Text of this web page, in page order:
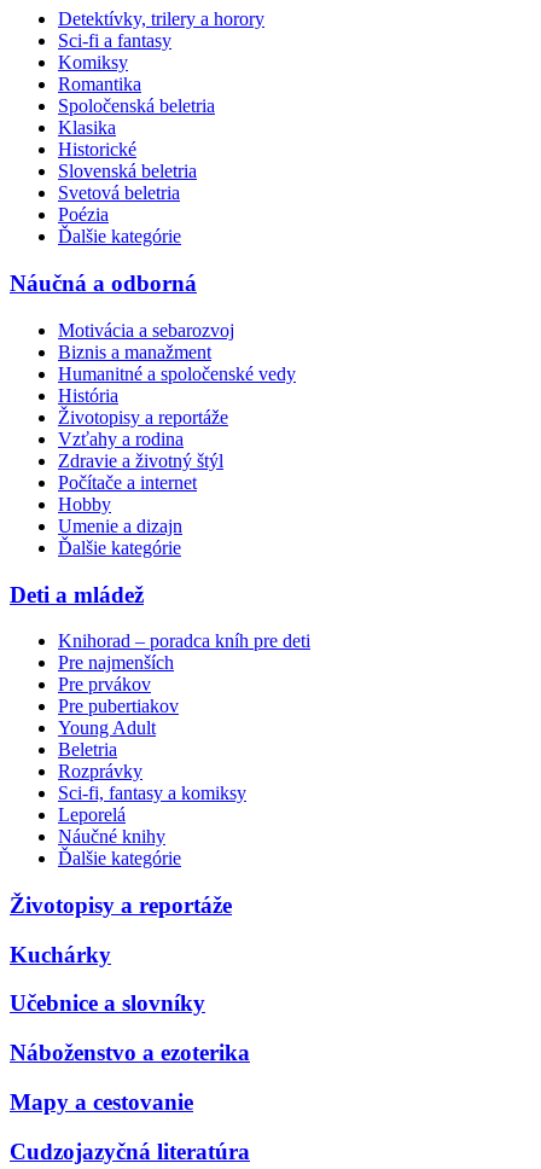
Detektívky, trilery a horory
Sci-fi a fantasy
Komiksy
Romantika
Spoločenská beletria
Klasika
Historické
Slovenská beletria
Svetová beletria
Poézia
Ďalšie kategórie
Náučná a odborná
Motivácia a sebarozvoj
Biznis a manažment
Humanitné a spoločenské vedy
História
Životopisy a reportáže
Vzťahy a rodina
Zdravie a životný štýl
Počítače a internet
Hobby
Umenie a dizajn
Ďalšie kategórie
Deti a mládež
Knihorad – poradca kníh pre deti
Pre najmenších
Pre prvákov
Pre pubertiakov
Young Adult
Beletria
Rozprávky
Sci-fi, fantasy a komiksy
Leporelá
Náučné knihy
Ďalšie kategórie
Životopisy a reportáže
Kuchárky
Učebnice a slovníky
Náboženstvo a ezoterika
Mapy a cestovanie
Cudzojazyčná literatúra